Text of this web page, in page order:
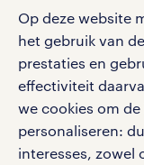
Op deze website
het gebruik van
prestaties en
effectiviteit
we cookies om
personaliseren:
interesses, zowel
Volg ons voor
vacatures,
werken bij